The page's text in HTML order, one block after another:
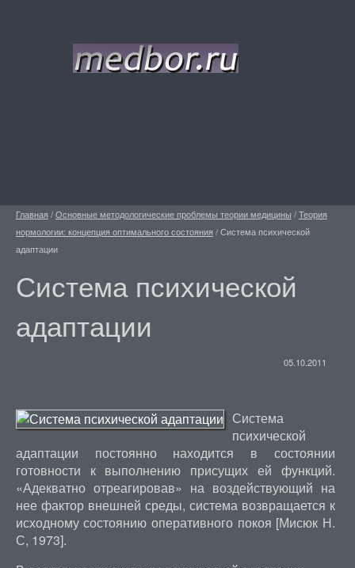
Главная /Основные методологические проблемы теории медицины /Теория
нормологии: концепция оптимального состояния /Система психической
адаптации
Система психической
адаптации
05.10.2011
Система
психической
адаптации постоянно находится в состоянии
готовности к выполнению присущих ей функций.
«Адекватно отреагировав» на воздействующий на
нее фактор внешней среды, система возвращается к
исходному состоянию оперативного покоя [Мисюк Н.
С, 1973].